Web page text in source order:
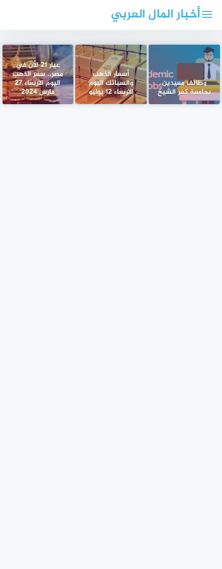
أخبار المال العربي
وظائف معيدين
بجامعة كفر الشيخ
أسعار الذهب
والسبائك اليوم
الاربعاء 12 يوليو
عيار 21 الأن في
مصر.. سعر الذهب
اليوم الاربعاء 27
مارس 2024